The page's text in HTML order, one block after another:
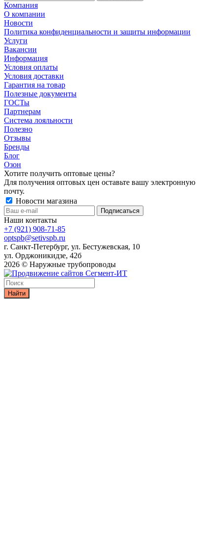
Компания
О компании
Новости
Политика конфиденциальности и защиты информации
Услуги
Вакансии
Информация
Условия оплаты
Условия доставки
Гарантия на товар
Полезные документы
ГОСТы
Партнерам
Система лояльности
Полезно
Отзывы
Бренды
Блог
Озон
Хотите получить оптовые цены?
Для получения оптовых цен оставьте вашу электронную
почту.
Новости магазина
Наши контакты
+7 (921) 908-71-85
optspb@setivspb.ru
г. Санкт-Петербург, ул. Бестужевская, 10
ул. Орджоникидзе, 42б
2026 © Наружные трубопроводы
Найти